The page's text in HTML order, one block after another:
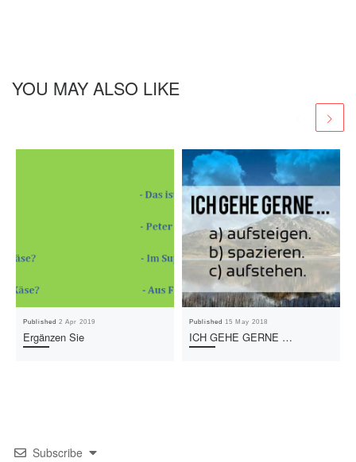
YOU MAY ALSO LIKE
Published2 Apr 2019
Ergänzen Sie
Published 15 May 2018
ICH GEHE GERNE …
Subscribe